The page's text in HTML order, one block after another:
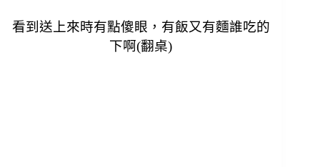
看到送上來時有點傻眼，有飯又有麵誰吃的
下啊(翻桌)